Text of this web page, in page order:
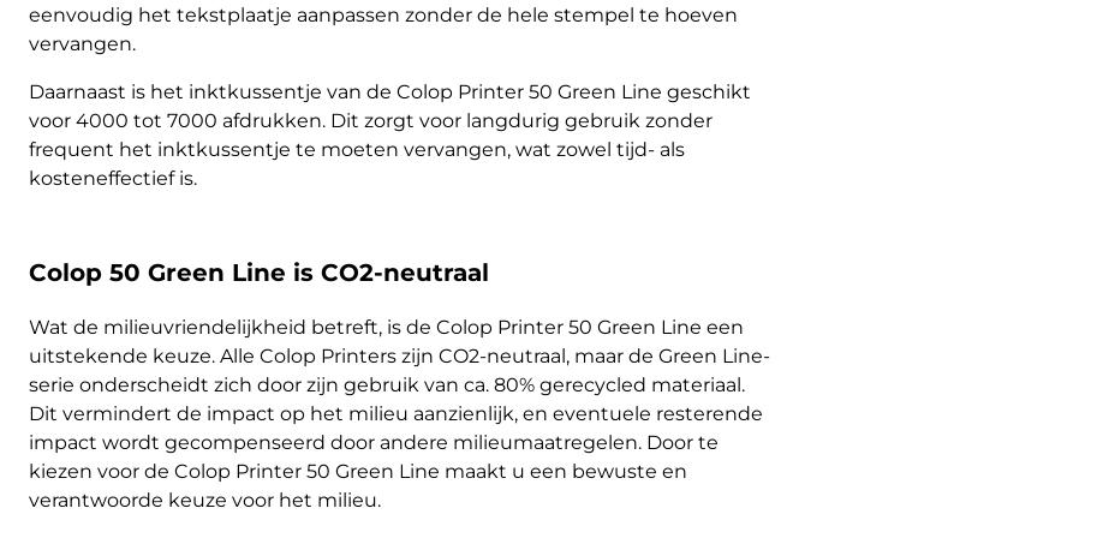
eenvoudig het tekstplaatje aanpassen zonder de hele stempel te hoeven
vervangen.
Daarnaast is het inktkussentje van de Colop Printer 50 Green Line geschikt
voor 4000 tot 7000 afdrukken. Dit zorgt voor langdurig gebruik zonder
frequent het inktkussentje te moeten vervangen, wat zowel tijd- als
kosteneffectief is.
Colop 50 Green Line is CO2-neutraal
Wat de milieuvriendelijkheid betreft, is de Colop Printer 50 Green Line een
uitstekende keuze. Alle Colop Printers zijn CO2-neutraal, maar de Green Line-
serie onderscheidt zich door zijn gebruik van ca. 80% gerecycled materiaal.
Dit vermindert de impact op het milieu aanzienlijk, en eventuele resterende
impact wordt gecompenseerd door andere milieumaatregelen. Door te
kiezen voor de Colop Printer 50 Green Line maakt u een bewuste en
verantwoorde keuze voor het milieu.